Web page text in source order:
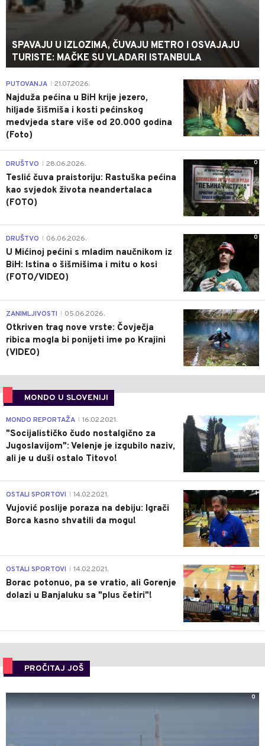
SPAVAJU U IZLOZIMA, ČUVAJU METRO I OSVAJAJU
TURISTE: MAČKE SU VLADARI ISTANBULA
0
PUTOVANJA 21.07.2026.
Najduža pećina u BiH krije jezero,
hiljade šišmiša i kosti pećinskog
medvjeda stare više od 20.000 godina
(Foto)
0
DRUŠTVO 28.06.2026.
Teslić čuva praistoriju: Rastuška pećina
kao svjedok života neandertalaca
(FOTO)
0
DRUŠTVO 06.06.2026.
U Mićinoj pećini s mladim naučnikom iz
BiH: Istina o šišmišima i mitu o kosi
(FOTO/VIDEO)
0
ZANIMLJIVOSTI 05.06.2026.
Otkriven trag nove vrste: Čovječja
ribica mogla bi ponijeti ime po Krajini
(VIDEO)
MONDO U SLOVENIJI
4
MONDO REPORTAŽA 16.02.2021.
"Socijalističko čudo nostalgično za
Jugoslavijom": Velenje je izgubilo naziv,
ali je u duši ostalo Titovo!
1
OSTALI SPORTOVI 14.02.2021.
Vujović poslije poraza na debiju: Igrači
Borca kasno shvatili da mogu!
3
OSTALI SPORTOVI 14.02.2021.
Borac potonuo, pa se vratio, ali Gorenje
dolazi u Banjaluku sa "plus četiri"!
PROČITAJ JOŠ
0